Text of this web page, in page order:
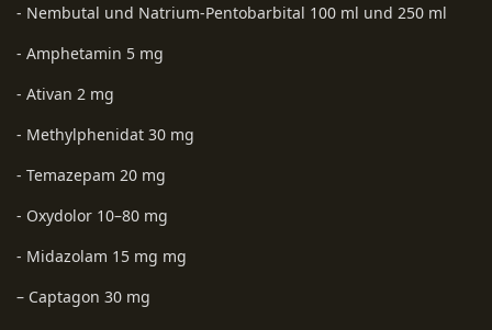
- Nembutal und Natrium-Pentobarbital 100 ml und 250 ml
- Amphetamin 5 mg
- Ativan 2 mg
- Methylphenidat 30 mg
- Temazepam 20 mg
- Oxydolor 10–80 mg
- Midazolam 15 mg mg
– Captagon 30 mg